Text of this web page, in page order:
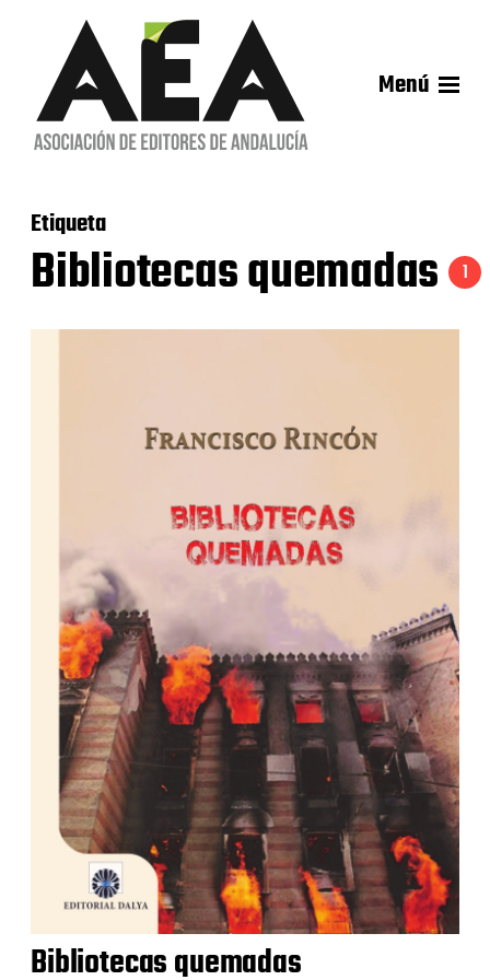
Menú
Etiqueta
Bibliotecas quemadas 1
Bibliotecas quemadas